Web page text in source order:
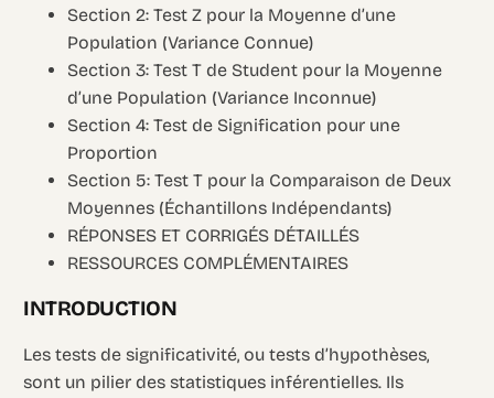
Section 2: Test Z pour la Moyenne d’une
Population (Variance Connue)
Section 3: Test T de Student pour la Moyenne
d’une Population (Variance Inconnue)
Section 4: Test de Signification pour une
Proportion
Section 5: Test T pour la Comparaison de Deux
Moyennes (Échantillons Indépendants)
RÉPONSES ET CORRIGÉS DÉTAILLÉS
RESSOURCES COMPLÉMENTAIRES
INTRODUCTION
Les tests de significativité, ou tests d’hypothèses,
sont un pilier des statistiques inférentielles. Ils